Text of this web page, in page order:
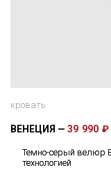
кровать
ВЕНЕЦИЯ 39 990 ₽
Темно-серый велюр
технологией